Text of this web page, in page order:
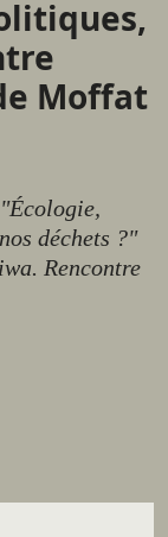
Moffat
déchets ?"
Rencontre